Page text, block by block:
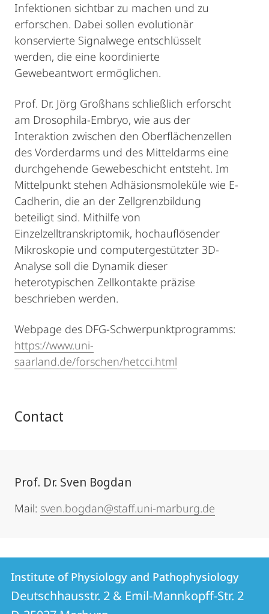
Infektionen sichtbar zu machen und zu
erforschen. Dabei sollen evolutionär
konservierte Signalwege entschlüsselt
werden, die eine koordinierte
Gewebeantwort ermöglichen.
Prof. Dr. Jörg Großhans schließlich erforscht
am Drosophila-Embryo, wie aus der
Interaktion zwischen den Oberflächenzellen
des Vorderdarms und des Mitteldarms eine
durchgehende Gewebeschicht entsteht. Im
Mittelpunkt stehen Adhäsionsmoleküle wie E-
Cadherin, die an der Zellgrenzbildung
beteiligt sind. Mithilfe von
Einzelzelltranskriptomik, hochauflösender
Mikroskopie und computergestützter 3D-
Analyse soll die Dynamik dieser
heterotypischen Zellkontakte präzise
beschrieben werden.
Webpage des DFG-Schwerpunktprogramms:
https://www.uni-
saarland.de/forschen/hetcci.html
Contact
Prof. Dr. Sven Bogdan
Mail: sven.bogdan@staff.uni-marburg.de
Contact
Contact
details
Institute
Institute of Physiology and Pathophysiology
Deutschhausstr. 2 & Emil-Mannkopff-Str. 2